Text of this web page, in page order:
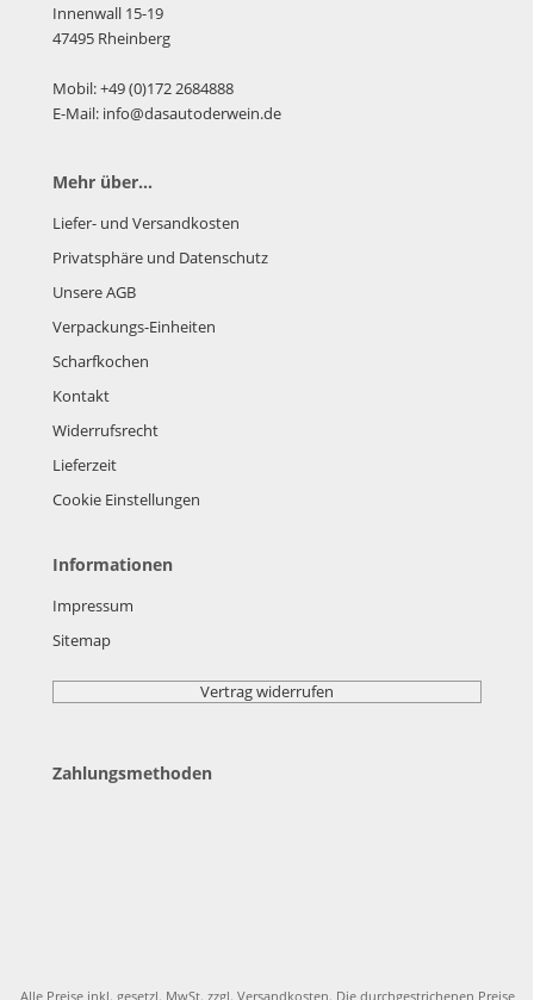
Innenwall 15-19
47495 Rheinberg
Mobil: +49 (0)172 2684888
E-Mail: info@dasautoderwein.de
Mehr über...
Liefer- und Versandkosten
Privatsphäre und Datenschutz
Unsere AGB
Verpackungs-Einheiten
Scharfkochen
Kontakt
Widerrufsrecht
Lieferzeit
Cookie Einstellungen
Informationen
Impressum
Sitemap
Vertrag widerrufen
Zahlungsmethoden
Alle Preise inkl. gesetzl. MwSt. zzgl. Versandkosten. Die durchgestrichenen Preise